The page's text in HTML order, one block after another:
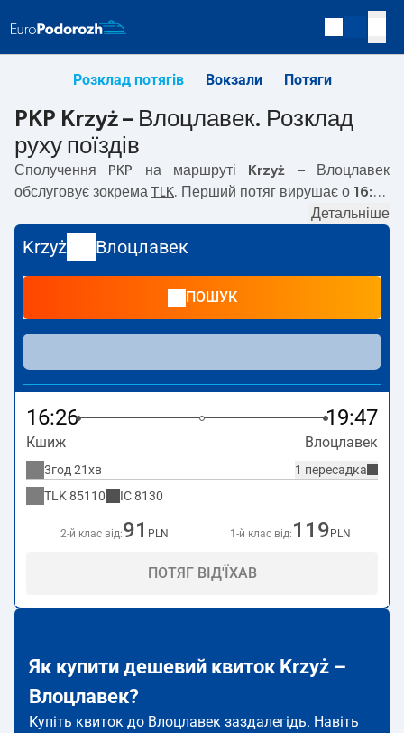
Розклад потягів Вокзали Потяги
PKP Krzyż – Влоцлавек. Розклад
руху поїздів
Сполучення PKP на маршруті
Krzyż – Влоцлавек
обслуговує зокрема TLK . Перший потяг вирушає о 16:26
не курсують інші потяги перевізника PKP Intercity. Потяг
завершує маршрут на станції Влоцлавек.
Детальніше
Krzyż Влоцлавек
ПОШУК
16:26 19:47
Кшиж Влоцлавек
1 пересадка
3год 21хв
TLK 85110 IC8130
2-й клас від:91 PLN 1-й клас від: 119 PLN
ПОТЯГ ВІД'ЇХАВ
Як купити дешевий квиток Krzyż –
Влоцлавек?
Купіть квиток до Влоцлавек заздалегідь. Навіть